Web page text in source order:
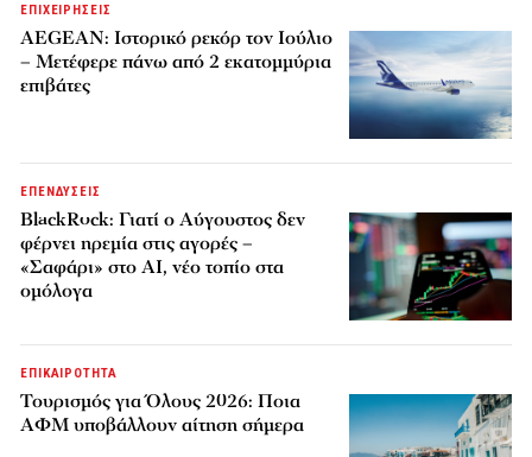
ΕΠΙΧΕΙΡΗΣΕΙΣ
AEGEAN: Ιστορικό ρεκόρ τον Ιούλιο
– Μετέφερε πάνω από 2 εκατομμύρια
επιβάτες
ΕΠΕΝΔΥΣΕΙΣ
BlackRock: Γιατί ο Αύγουστος δεν
φέρνει ηρεμία στις αγορές –
«Σαφάρι» στο AI, νέο τοπίο στα
ομόλογα
ΕΠΙΚΑΙΡΟΤΗΤΑ
Τουρισμός για Όλους 2026: Ποια
ΑΦΜ υποβάλλουν αίτηση σήμερα